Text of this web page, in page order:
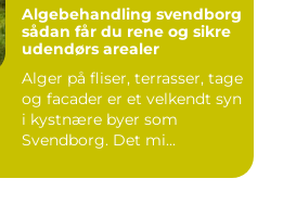
Algebehandling svendborg
sådan får du rene og sikre
udendørs arealer
Alger på fliser, terrasser, tage
og facader er et velkendt syn
i kystnære byer som
Svendborg. Det mi...